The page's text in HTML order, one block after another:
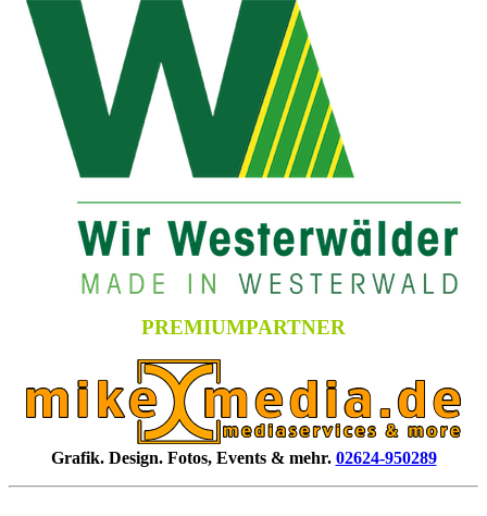
PREMIUMPARTNER
Grafik. Design. Fotos, Events & mehr. 02624-950289